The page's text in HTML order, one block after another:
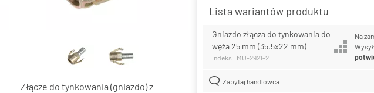
Złącze do tynkowania (gniazdo) z
Lista wariantów produktu
Gniazdo złącza do tynkowania do
węża 25 mm (35,5x22 mm)
Indeks : MU-2921-2
Na
Zapytaj handlowca